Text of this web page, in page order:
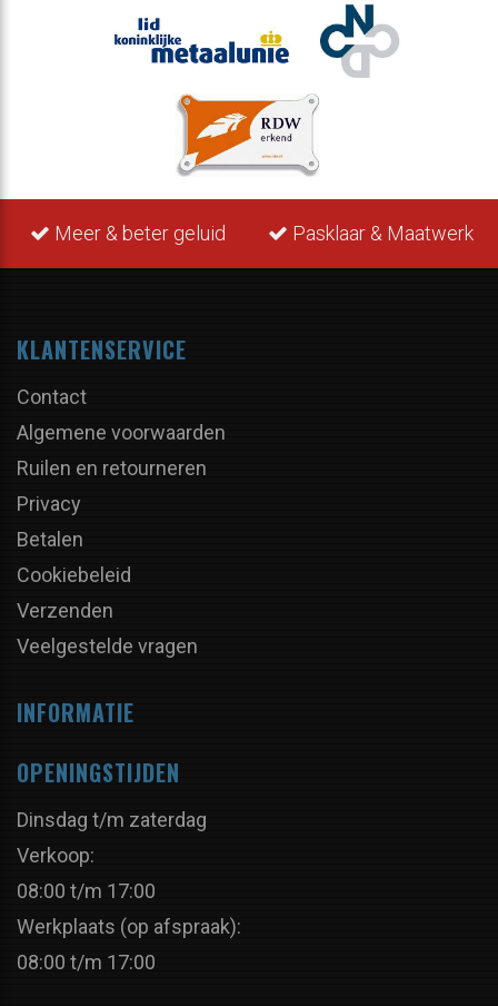
geluid Pasklaar & Maatwerk Levering uit
KLANTENSERVICE
Contact
Algemene voorwaarden
Ruilen en retourneren
Privacy
Betalen
Cookiebeleid
Verzenden
Veelgestelde vragen
INFORMATIE
OPENINGSTIJDEN
Dinsdag t/m zaterdag
Verkoop:
08:00 t/m 17:00
Werkplaats (op afspraak):
08:00 t/m 17:00